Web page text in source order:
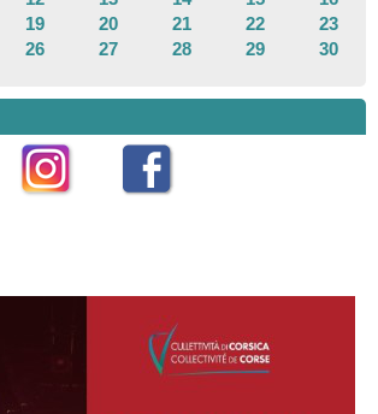
19 20 21 22
23
26 27 28 29
30